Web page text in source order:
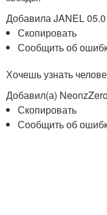
Добавила JANEL
Скопировать
Сообщить об
Хочешь узнать
Добавил(а)
Скопировать
Сообщить об